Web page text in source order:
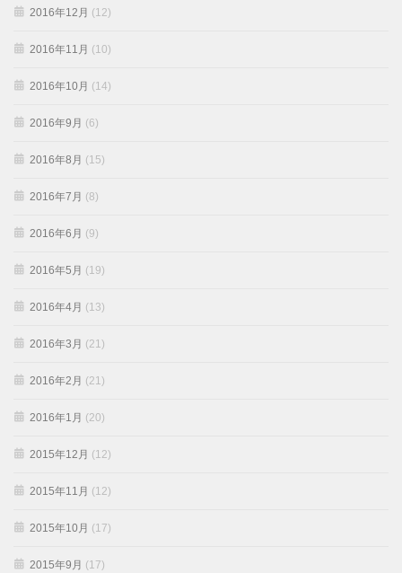
2016年12月 (12)
2016年11月 (10)
2016年10月 (14)
2016年9月 (6)
2016年8月 (15)
2016年7月 (8)
2016年6月 (9)
2016年5月 (19)
2016年4月 (13)
2016年3月 (21)
2016年2月 (21)
2016年1月 (20)
2015年12月 (12)
2015年11月 (12)
2015年10月 (17)
2015年9月 (17)